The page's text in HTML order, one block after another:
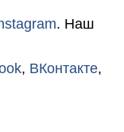
. Наш
, ВКонтакте,